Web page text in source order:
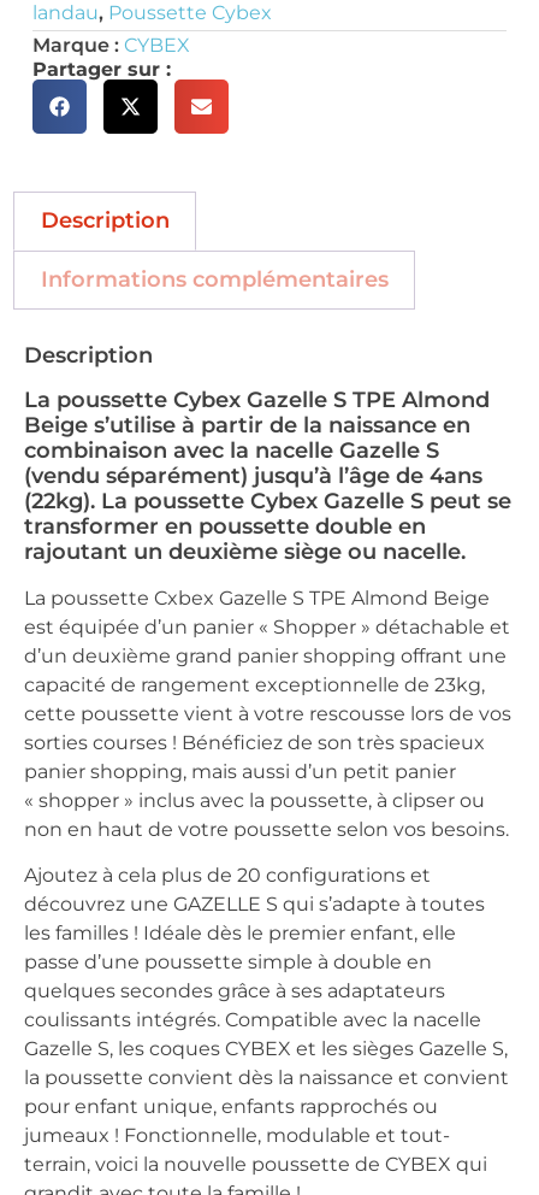
landau, Poussette Cybex
Marque : CYBEX
Partager sur :
Description
Informations complémentaires
Description
La poussette Cybex Gazelle S TPE Almond
Beige s’utilise à partir de la naissance en
combinaison avec la nacelle Gazelle S
(vendu séparément) jusqu’à l’âge de 4ans
(22kg). La poussette Cybex Gazelle S peut se
transformer en poussette double en
rajoutant un deuxième siège ou nacelle.
La poussette Cxbex Gazelle S TPE Almond Beige
est équipée d’un panier « Shopper » détachable et
d’un deuxième grand panier shopping offrant une
capacité de rangement exceptionnelle de 23kg,
cette poussette vient à votre rescousse lors de vos
sorties courses ! Bénéficiez de son très spacieux
panier shopping, mais aussi d’un petit panier
« shopper » inclus avec la poussette, à clipser ou
non en haut de votre poussette selon vos besoins.
Ajoutez à cela plus de 20 configurations et
découvrez une GAZELLE S qui s’adapte à toutes
les familles ! Idéale dès le premier enfant, elle
passe d’une poussette simple à double en
quelques secondes grâce à ses adaptateurs
coulissants intégrés. Compatible avec la nacelle
Gazelle S, les coques CYBEX et les sièges Gazelle S,
la poussette convient dès la naissance et convient
pour enfant unique, enfants rapprochés ou
jumeaux ! Fonctionnelle, modulable et tout-
terrain, voici la nouvelle poussette de CYBEX qui